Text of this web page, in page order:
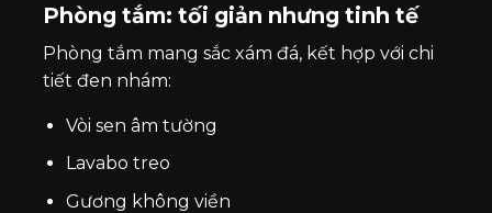
Phòng tắm: tối giản nhưng tinh tế
Phòng tắm mang sắc xám đá, kết hợp với chi
tiết đen nhám:
Vòi sen âm tường
Lavabo treo
Gương không viền